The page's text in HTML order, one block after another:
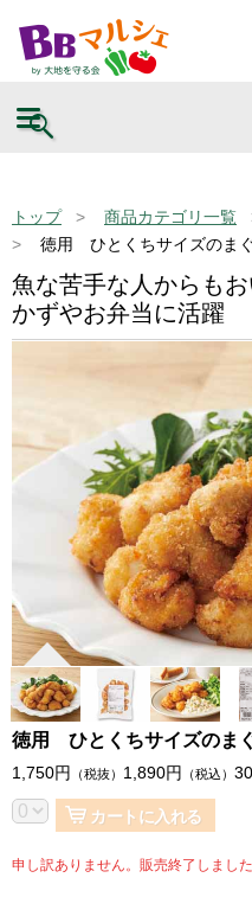
トップ 商品カテゴリ一覧
徳用 ひとくちサイズのま
魚な苦手な人からも
かずやお弁当に活躍
徳用 ひとくちサイズのま
1,750円 （税抜） 1,890円 （税込）
カートに入れる
申し訳ありません。販売終了しました